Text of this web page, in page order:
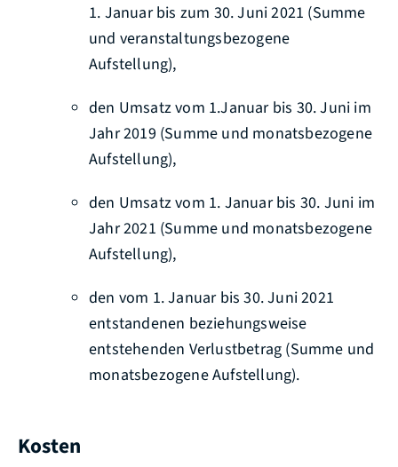
1. Januar bis zum 30. Juni 2021 (Summe
und veranstaltungsbezogene
Aufstellung),
den Umsatz vom 1.Januar bis 30. Juni im
Jahr 2019 (Summe und monatsbezogene
Aufstellung),
den Umsatz vom 1. Januar bis 30. Juni im
Jahr 2021 (Summe und monatsbezogene
Aufstellung),
den vom 1. Januar bis 30. Juni 2021
entstandenen beziehungsweise
entstehenden Verlustbetrag (Summe und
monatsbezogene Aufstellung).
Kosten